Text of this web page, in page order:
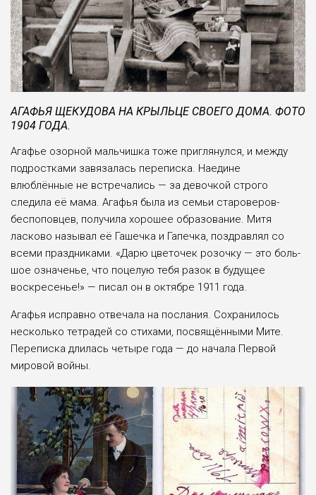
АГАФЬЯ ЩЕКУДОВА НА КРЫЛЬЦЕ СВОЕГО ДОМА. ФОТО
1904 ГОДА.
Агафье озорной маль­чишка тоже приглянул­ся, и между
подростка­ми завязалась переписка. Наедине
влюблённые не встречались — за девочкой строго
следила её мама. Агафья была из семьи староверов-
беспоповцев, получила хорошее образо­вание. Митя
ласково назы­вал её Гашечка и Гапеч­ка, поздравлял со
всеми праздниками. «Дарю цве­точек розочку — это боль­
шое означенье, что поце­лую тебя разок в будущее
воскресенье!» — писал он в октябре 1911 года.
Агафья исправно отвеча­ла на послания. Сохрани­лось
несколько тетрадей со стихами, посвящёнными Мите.
Переписка длилась четыре года — до начала Первой
мировой войны.